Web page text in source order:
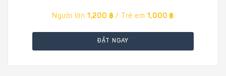
Người lớn 1,200 ฿ / Trẻ em 1,000 ฿
ĐẶT NGAY